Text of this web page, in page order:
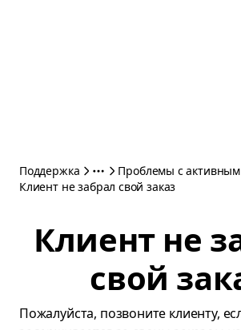
Поддержка
Проблемы с активным
Клиент не забрал свой заказ
Клиент не
свой
Пожалуйста, позвоните клиенту,